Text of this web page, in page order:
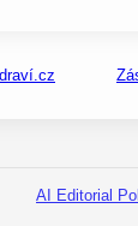
AI Editorial